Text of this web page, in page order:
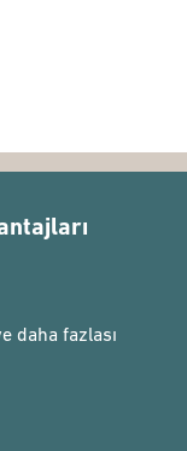
daha fazlası